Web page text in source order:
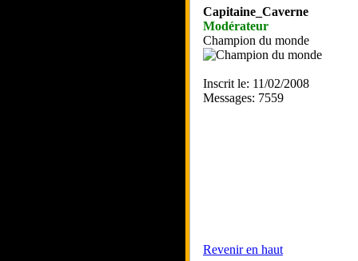
Capitaine_Caverne
Modérateur
Champion du monde
Inscrit le: 11/02/2008
Messages: 7559
Revenir en haut